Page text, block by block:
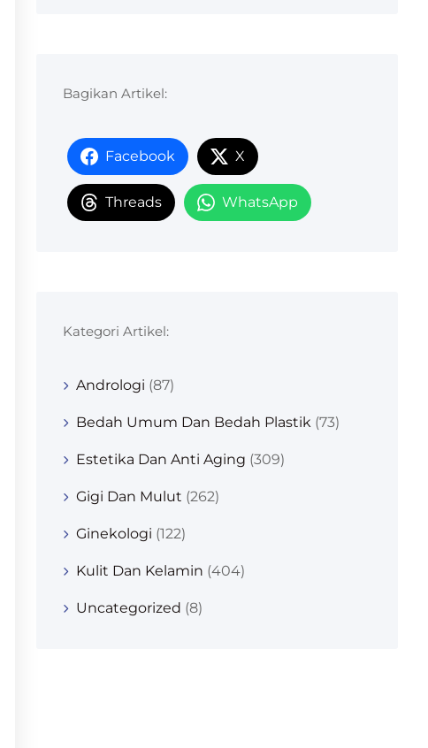
Bagikan Artikel:
Facebook X
Threads WhatsApp
Kategori Artikel:
Andrologi (87)
Bedah Umum Dan Bedah Plastik (73)
Estetika Dan Anti Aging (309)
Gigi Dan Mulut (262)
Ginekologi (122)
Kulit Dan Kelamin (404)
Uncategorized (8)